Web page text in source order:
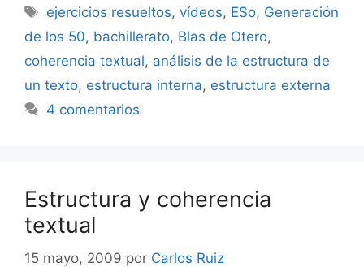
Etiquetas
ejercicios resueltos,vídeos, ESo, Generación
de los 50, bachillerato, Blas de Otero,
coherencia textual, análisis de la estructura de
un texto, estructura interna, estructura externa
4 comentarios
Estructura y coherencia
textual
15 mayo, 2009 por Carlos Ruiz